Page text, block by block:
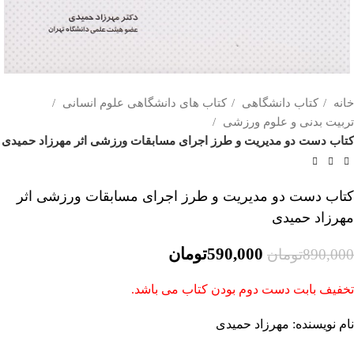
خانه کتاب دانشگاهی
کتاب های دانشگاهی علوم انسانی
تربیت بدنی و علوم ورزشی
کتاب دست دو مدیریت و طرز اجرای مسابقات ورزشی اثر مهرزاد حمیدی
کتاب دست دو مدیریت و طرز اجرای مسابقات ورزشی اثر
مهرزاد حمیدی
890,000تومان 590,000تومان
تخفیف بابت دست دوم بودن کتاب می باشد.
نام نویسنده: مهرزاد حمیدی